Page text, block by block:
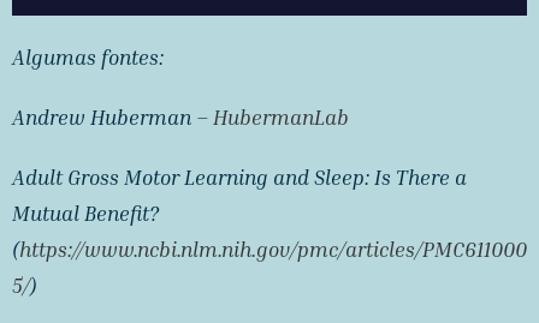
Algumas fontes:
Andrew Huberman – HubermanLab
Adult Gross Motor Learning and Sleep: Is There a
Mutual Benefit?
(https://www.ncbi.nlm.nih.gov/pmc/articles/PMC611000
5/)